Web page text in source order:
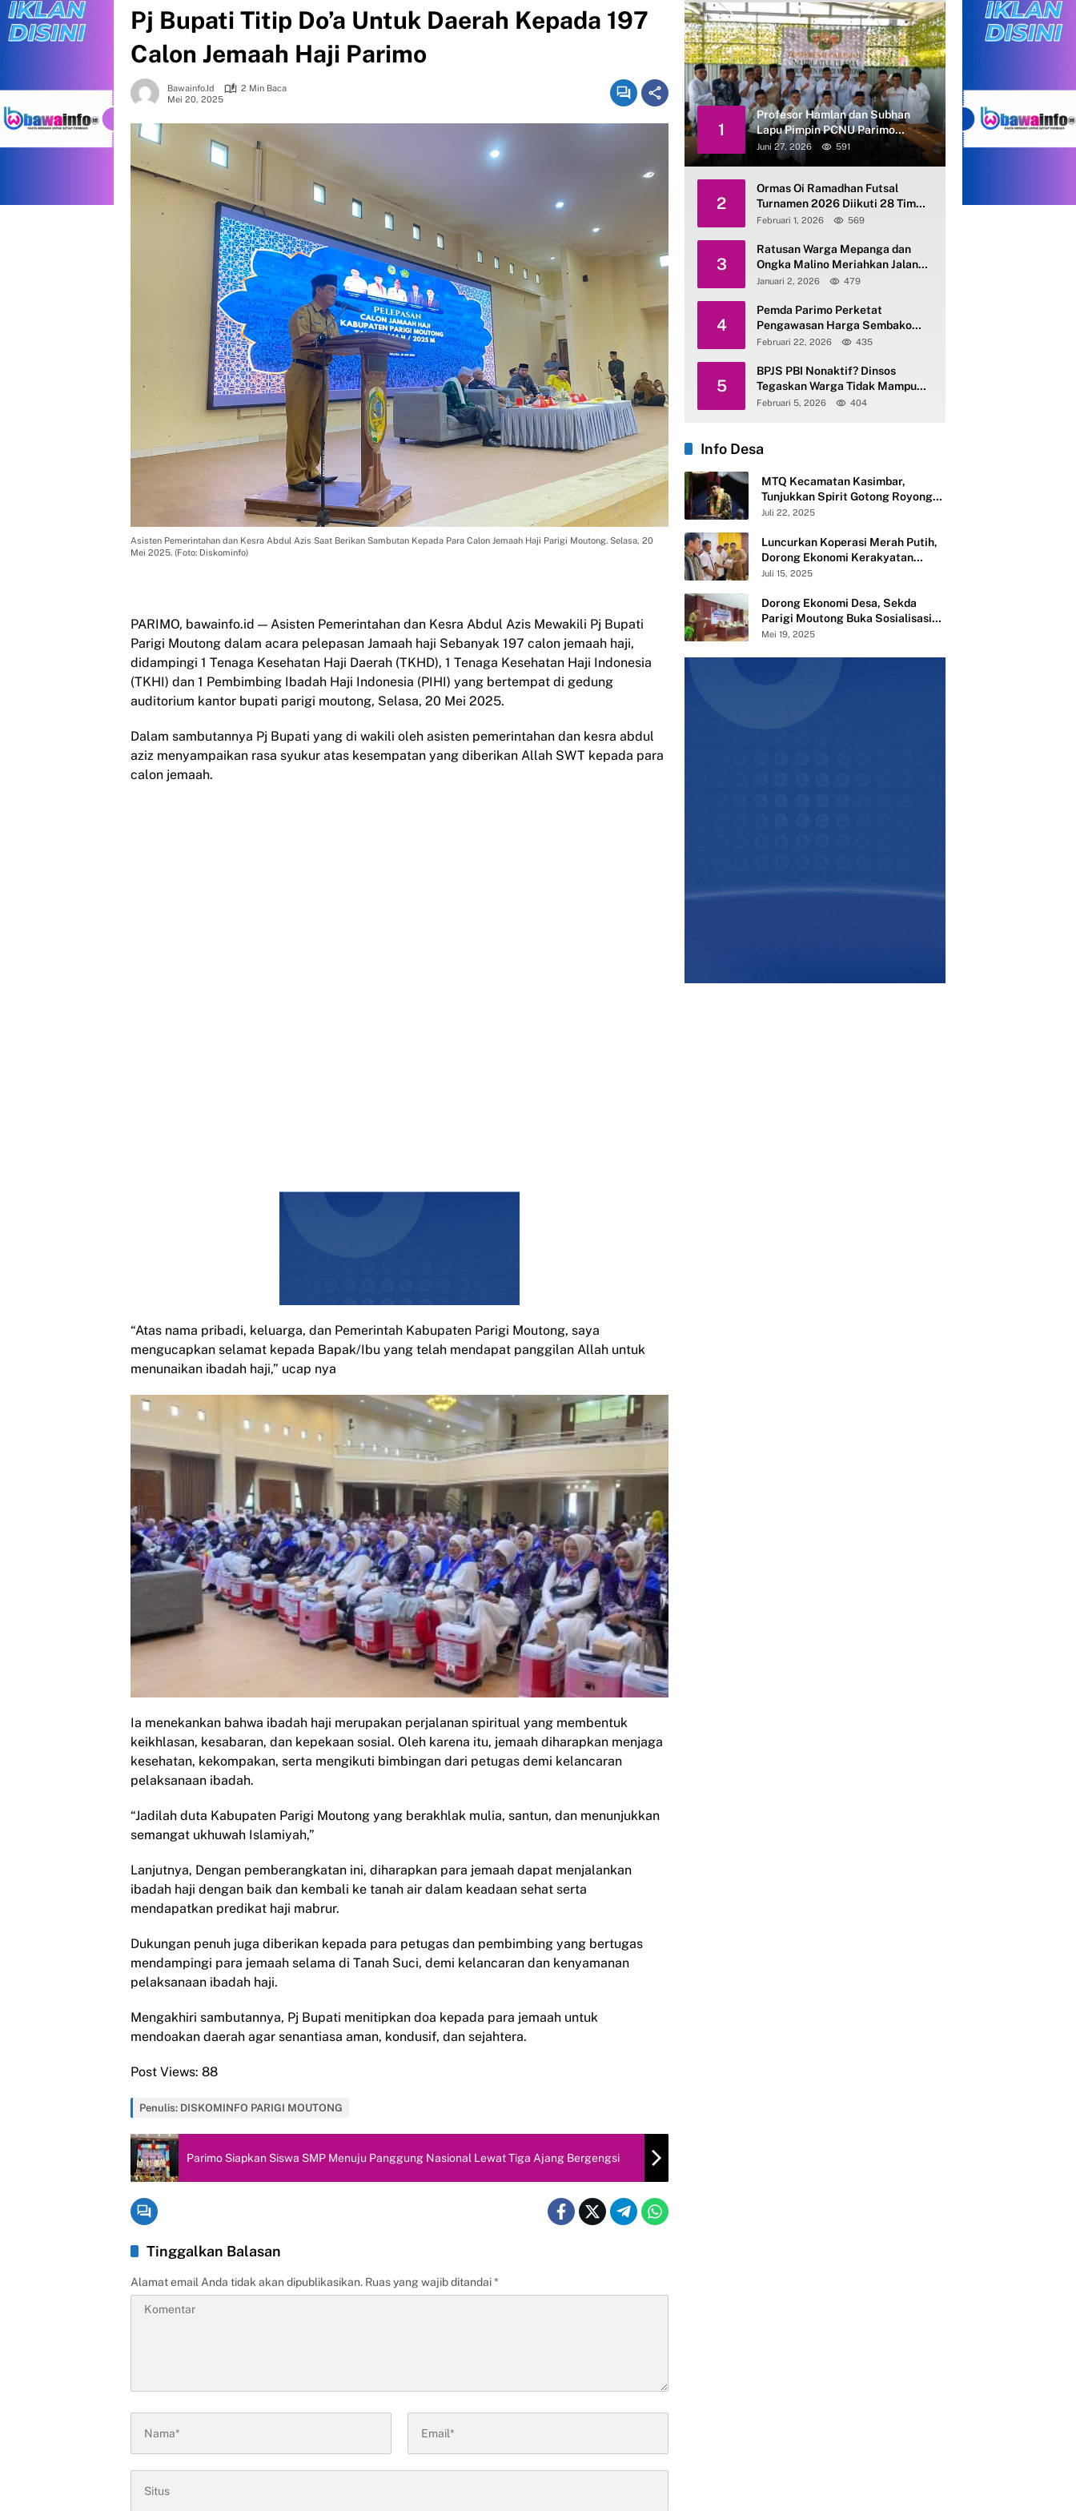
Pj Bupati Titip Do’a Untuk Daerah Kepada 197
Calon Jemaah Haji Parimo
Bawainfo.id
2 Min Baca
Mei 20, 2025
Asisten Pemerintahan dan Kesra Abdul Azis Saat Berikan Sambutan Kepada Para Calon Jemaah Haji Parigi Moutong. Selasa, 20
Mei 2025. (Foto: Diskominfo)
PARIMO, bawainfo.id — Asisten Pemerintahan dan Kesra Abdul Azis Mewakili Pj Bupati
Parigi Moutong dalam acara pelepasan Jamaah haji Sebanyak 197 calon jemaah haji,
didampingi 1 Tenaga Kesehatan Haji Daerah (TKHD), 1 Tenaga Kesehatan Haji Indonesia
(TKHI) dan 1 Pembimbing Ibadah Haji Indonesia (PIHI) yang bertempat di gedung
auditorium kantor bupati parigi moutong, Selasa, 20 Mei 2025.
Dalam sambutannya Pj Bupati yang di wakili oleh asisten pemerintahan dan kesra abdul
aziz menyampaikan rasa syukur atas kesempatan yang diberikan Allah SWT kepada para
calon jemaah.
“Atas nama pribadi, keluarga, dan Pemerintah Kabupaten Parigi Moutong, saya
mengucapkan selamat kepada Bapak/Ibu yang telah mendapat panggilan Allah untuk
menunaikan ibadah haji,” ucap nya
Ia menekankan bahwa ibadah haji merupakan perjalanan spiritual yang membentuk
keikhlasan, kesabaran, dan kepekaan sosial. Oleh karena itu, jemaah diharapkan menjaga
kesehatan, kekompakan, serta mengikuti bimbingan dari petugas demi kelancaran
pelaksanaan ibadah.
“Jadilah duta Kabupaten Parigi Moutong yang berakhlak mulia, santun, dan menunjukkan
semangat ukhuwah Islamiyah,”
Lanjutnya, Dengan pemberangkatan ini, diharapkan para jemaah dapat menjalankan
ibadah haji dengan baik dan kembali ke tanah air dalam keadaan sehat serta
mendapatkan predikat haji mabrur.
Dukungan penuh juga diberikan kepada para petugas dan pembimbing yang bertugas
mendampingi para jemaah selama di Tanah Suci, demi kelancaran dan kenyamanan
pelaksanaan ibadah haji.
Mengakhiri sambutannya, Pj Bupati menitipkan doa kepada para jemaah untuk
mendoakan daerah agar senantiasa aman, kondusif, dan sejahtera.
Post Views: 88
Penulis: DISKOMINFO PARIGI MOUTONG
Parimo Siapkan Siswa SMP Menuju Panggung Nasional Lewat Tiga Ajang Bergengsi
Tinggalkan Balasan
Alamat email Anda tidak akan dipublikasikan. Ruas yang wajib ditandai*
1
Profesor Hamlan dan Subhan
Lapu Pimpin PCNU Parimo
Periode 2026–2031
Juni 27, 2026 591
2
Ormas Oi Ramadhan Futsal
Turnamen 2026 Diikuti 28 Tim
se-Parimo
Februari 1, 2026 569
3
Ratusan Warga Mepanga dan
Ongka Malino Meriahkan Jalan
Santai Kerukunan HAB ke-80
Januari 2, 2026 479
4
Pemda Parimo Perketat
Pengawasan Harga Sembako
dan Gas Elpiji 3 Kg
Februari 22, 2026 435
5
BPJS PBI Nonaktif? Dinsos
Tegaskan Warga Tidak Mampu
Tetap Terlayani
Februari 5, 2026 404
Info Desa
MTQ Kecamatan Kasimbar,
Tunjukkan Spirit Gotong Royong
Semangat Membangun dari Desa
Juli 22, 2025
Luncurkan Koperasi Merah Putih,
Dorong Ekonomi Kerakyatan
Desa Mandiri
Juli 15, 2025
Dorong Ekonomi Desa, Sekda
Parigi Moutong Buka Sosialisasi
Pembentukan 283 Koperasi Merah
Mei 19, 2025